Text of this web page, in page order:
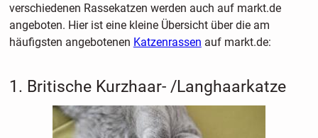
verschiedenen Rassekatzen werden auch auf markt.de
angeboten. Hier ist eine kleine Übersicht über die am
häufigsten angebotenen Katzenrassen auf markt.de:
1. Britische Kurzhaar- /Langhaarkatze